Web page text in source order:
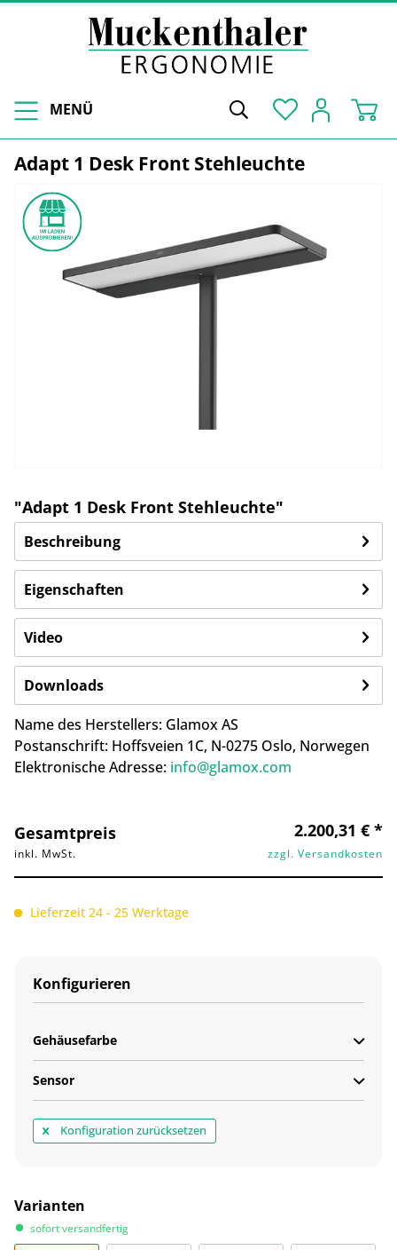
MENÜ
Adapt 1 Desk Front Stehleuchte
"Adapt 1 Desk Front Stehleuchte"
Beschreibung
Eigenschaften
Video
Downloads
Name des Herstellers: Glamox AS
Postanschrift: Hoffsveien 1C, N-0275 Oslo, Norwegen
Elektronische Adresse: info@glamox.com
Gesamtpreis 2.200,31 € *
inkl. MwSt. zzgl. Versandkosten
Lieferzeit 24 - 25 Werktage
Konfigurieren
Gehäusefarbe
Sensor
Konfiguration zurücksetzen
Varianten
sofort versandfertig